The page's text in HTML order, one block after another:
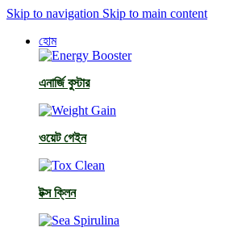
Skip to navigation Skip to main content
হোম
এনার্জি বুস্টার
ওয়েট গেইন
টক্স ক্লিন